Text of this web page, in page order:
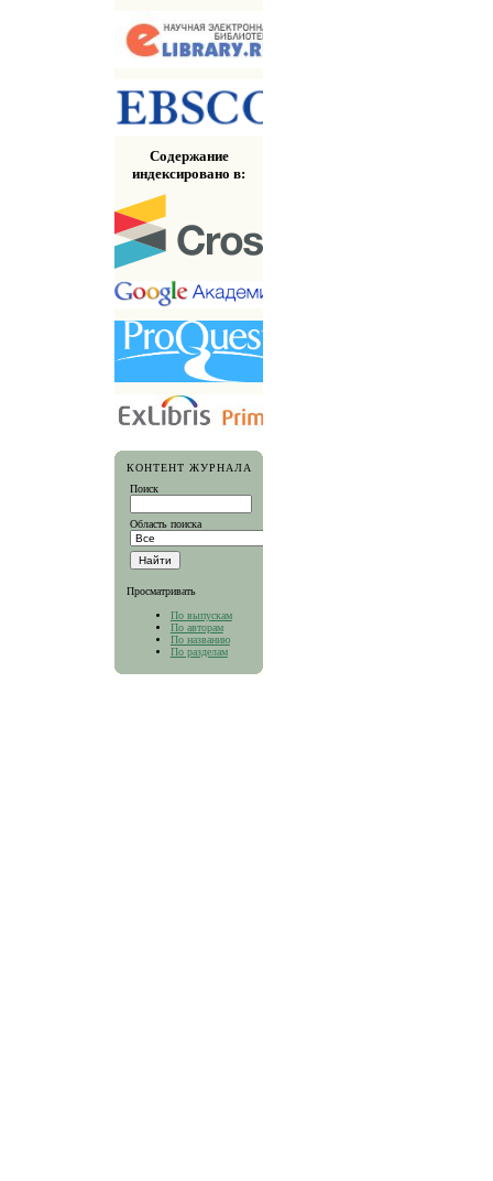
Содержание
индексировано в:
КОНТЕНТ ЖУРНАЛА
Поиск
Область поиска
Просматривать
По выпускам
По авторам
По названию
По разделам